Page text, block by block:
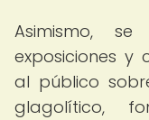
Asimismo,
exposiciones y
al público
glagolítico,